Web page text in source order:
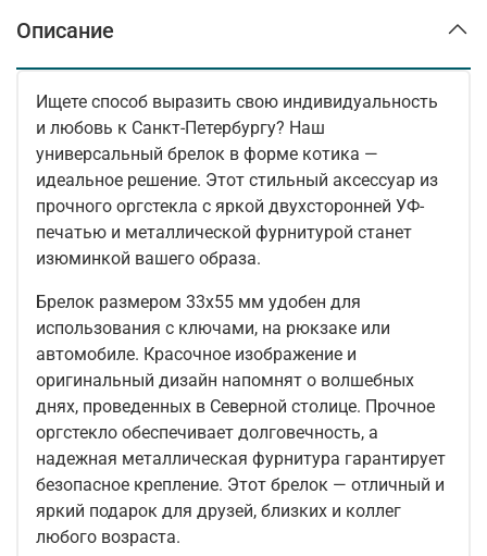
Описание
Ищете способ выразить свою индивидуальность
и любовь к Санкт-Петербургу? Наш
универсальный брелок в форме котика —
идеальное решение. Этот стильный аксессуар из
прочного оргстекла с яркой двухсторонней УФ-
печатью и металлической фурнитурой станет
изюминкой вашего образа.
Брелок размером 33х55 мм удобен для
использования с ключами, на рюкзаке или
автомобиле. Красочное изображение и
оригинальный дизайн напомнят о волшебных
днях, проведенных в Северной столице. Прочное
оргстекло обеспечивает долговечность, а
надежная металлическая фурнитура гарантирует
безопасное крепление. Этот брелок — отличный и
яркий подарок для друзей, близких и коллег
любого возраста.